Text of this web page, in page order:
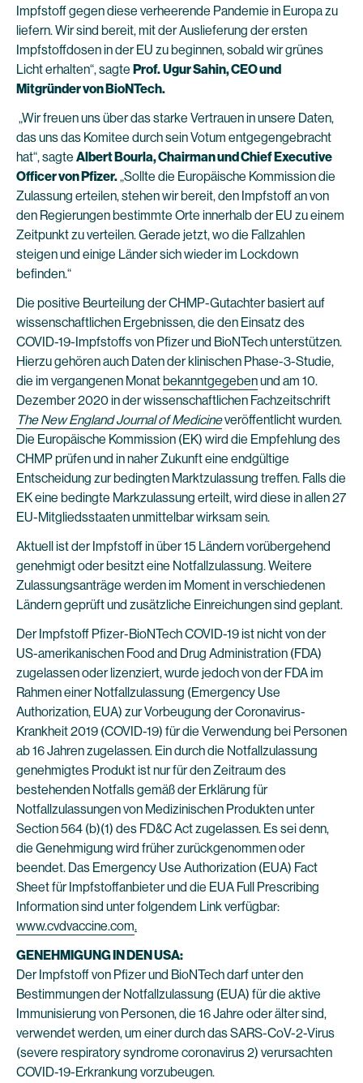
Impfstoff gegen diese verheerende Pandemie in Europa zu
liefern. Wir sind bereit, mit der Auslieferung der ersten
Impfstoffdosen in der EU zu beginnen, sobald wir grünes
Licht erhalten“, sagte Prof.Ugur Sahin, CEO und
Mitgründer von BioNTech.
„Wir freuen uns über das starke Vertrauen in unsere Daten,
das uns das Komitee durch sein Votum entgegengebracht
hat“, sagte Albert Bourla, Chairman und Chief Executive
Officer von Pfizer.„Sollte die Europäische Kommission die
Zulassung erteilen, stehen wir bereit, den Impfstoff an von
den Regierungen bestimmte Orte innerhalb der EU zu einem
Zeitpunkt zu verteilen. Gerade jetzt, wo die Fallzahlen
steigen und einige Länder sich wieder im Lockdown
befinden.“
Die positive Beurteilung der CHMP-Gutachter basiert auf
wissenschaftlichen Ergebnissen, die den Einsatz des
COVID-19-Impfstoffs von Pfizer und BioNTech unterstützen.
Hierzu gehören auch Daten der klinischen Phase-3-Studie,
die im vergangenen Monatbekanntgegebenund am 10.
Dezember 2020 in der wissenschaftlichen Fachzeitschrift
The New England Journal of Medicineveröffentlicht wurden.
Die Europäische Kommission (EK) wird die Empfehlung des
CHMP prüfen und in naher Zukunft eine endgültige
Entscheidung zur bedingten Marktzulassung treffen. Falls die
EK eine bedingte Markzulassung erteilt, wird diese in allen 27
EU-Mitgliedsstaaten unmittelbar wirksam sein.
Aktuell ist der Impfstoff in über 15 Ländern vorübergehend
genehmigt oder besitzt eine Notfallzulassung. Weitere
Zulassungsanträge werden im Moment in verschiedenen
Ländern geprüft und zusätzliche Einreichungen sind geplant.
Der Impfstoff Pfizer-BioNTech COVID-19 ist nicht von der
US-amerikanischen Food and Drug Administration (FDA)
zugelassen oder lizenziert, wurde jedoch von der FDA im
Rahmen einer Notfallzulassung (Emergency Use
Authorization, EUA) zur Vorbeugung der Coronavirus-
Krankheit 2019 (COVID-19) für die Verwendung bei Personen
ab 16 Jahren zugelassen. Ein durch die Notfallzulassung
genehmigtes Produkt ist nur für den Zeitraum des
bestehenden Notfalls gemäß der Erklärung für
Notfallzulassungen von Medizinischen Produkten unter
Section 564 (b)(1) des FD&C Act zugelassen. Es sei denn,
die Genehmigung wird früher zurückgenommen oder
beendet. Das Emergency Use Authorization (EUA) Fact
Sheet für Impfstoffanbieter und die EUA Full Prescribing
Information sind unter folgendem Link verfügbar:
www.cvdvaccine.com.
GENEHMIGUNG IN DEN USA:
Der Impfstoff von Pfizer und BioNTech darf unter den
Bestimmungen der Notfallzulassung (EUA) für die aktive
Immunisierung von Personen, die 16 Jahre oder älter sind,
verwendet werden, um einer durch das SARS-CoV-2-Virus
(severe respiratory syndrome coronavirus 2) verursachten
COVID-19-Erkrankung vorzubeugen.